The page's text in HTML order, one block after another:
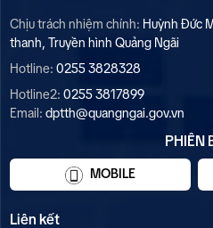
Chịu trách nhiệm chính: Huỳnh Đức
thanh, Truyền hình Quảng Ngãi
Hotline: 0255 3828328
Hotline2: 0255 3817899
Email: dptth@quangngai.gov.vn
PHIÊN
MOBILE
Liên kết